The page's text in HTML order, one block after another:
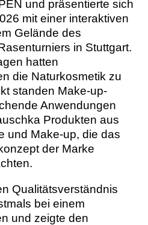
und präsentierte sich
mit einer interaktiven
Gelände des
in Stuttgart.
hatten
die Naturkosmetik zu
standen Make-up-
Anwendungen
Produkten aus
und Make-up, die das
der Marke
Qualitätsverständnis
bei einem
und zeigte den